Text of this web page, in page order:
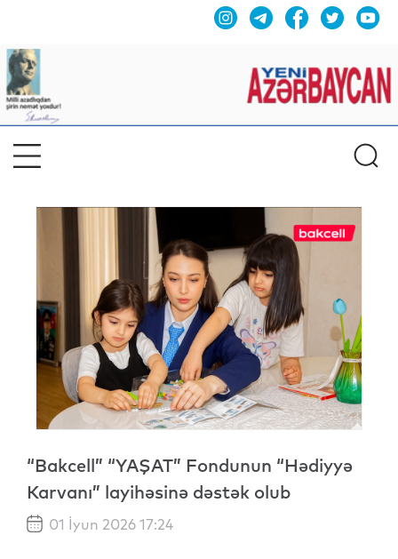
“Bakcell” “YAŞAT” Fondunun “Hədiyyə
Karvanı” layihəsinə dəstək olub
01 İyun 2026 17:24